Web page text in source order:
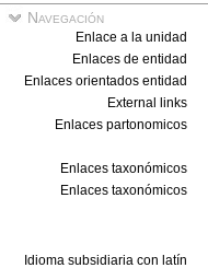
Navegación
Enlace a la unidad
Enlaces de entidad
Enlaces orientados entidad
External links
Enlaces partonomicos
Enlaces taxonómicos
Enlaces taxonómicos
Idioma subsidiaria con latín